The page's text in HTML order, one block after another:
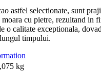
astfel selectionate, sunt
cu pietre, rezultand in
o calitate exceptionala,
timpului.
kg